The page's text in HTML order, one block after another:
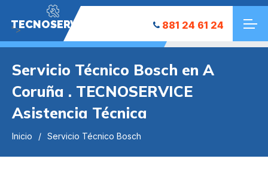
TECNOSERVICE
"> 881 24 61 24
Servicio Técnico Bosch en A
Coruña . TECNOSERVICE
Asistencia Técnica
Inicio Servicio Técnico Bosch